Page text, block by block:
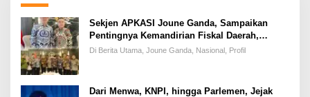
Sekjen APKASI Joune Ganda, Sampaikan
Pentingnya Kemandirian Fiskal Daerah,
Dihadapan Pimpinan DPR-RI
Di Berita Utama, Joune Ganda, Nasional, Profil
Dari Menwa, KNPI, hingga Parlemen, Jejak